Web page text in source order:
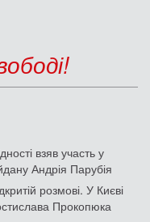
взяв участь у
Андрія Парубія
розмові. У Києві
Прокопюка